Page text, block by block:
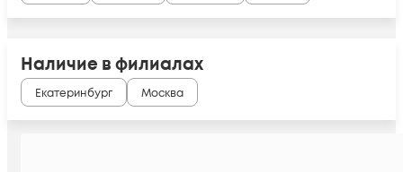
Наличие в филиалах
Екатеринбург Москва